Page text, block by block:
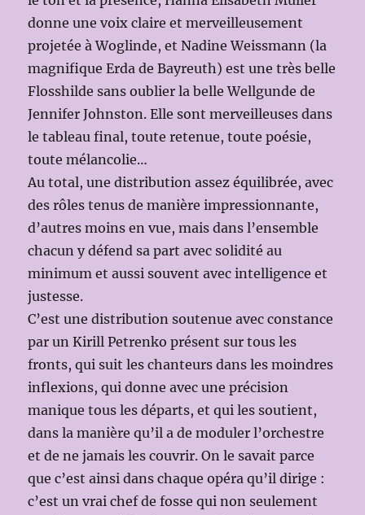
donne une voix claire et merveilleusement
projetée à Woglinde, et Nadine Weissmann (la
magnifique Erda de Bayreuth) est une très belle
Flosshilde sans oublier la belle Wellgunde de
Jennifer Johnston. Elle sont merveilleuses dans
le tableau final, toute retenue, toute poésie,
toute mélancolie…
Au total, une distribution assez équilibrée, avec
des rôles tenus de manière impressionnante,
d’autres moins en vue, mais dans l’ensemble
chacun y défend sa part avec solidité au
minimum et aussi souvent avec intelligence et
justesse.
C’est une distribution soutenue avec constance
par un Kirill Petrenko présent sur tous les
fronts, qui suit les chanteurs dans les moindres
inflexions, qui donne avec une précision
manique tous les départs, et qui les soutient,
dans la manière qu’il a de moduler l’orchestre
et de ne jamais les couvrir. On le savait parce
que c’est ainsi dans chaque opéra qu’il dirige :
c’est un vrai chef de fosse qui non seulement